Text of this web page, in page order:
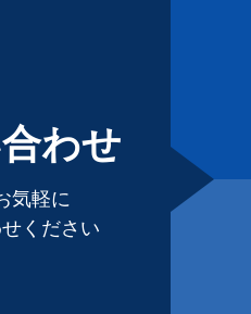
わせ
気軽に
ください